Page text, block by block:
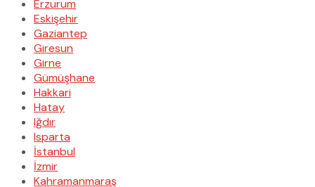
Erzurum
Eskişehir
Gaziantep
Giresun
Girne
Gümüşhane
Hakkari
Hatay
Iğdır
Isparta
İstanbul
İzmir
Kahramanmaraş